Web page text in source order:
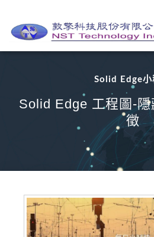
Solid Edge小
Solid Edge 工程圖-隱
徵